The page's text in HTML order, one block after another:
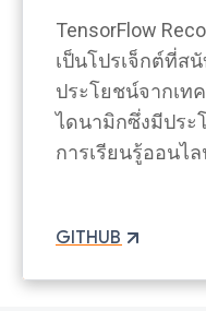
TensorFlow
เป็นโปรเจ็กต์ที่ส
ประโยชน์จากเท
ไดนามิกซึ่งมีประ
การเรียนรู้ออนไ
GITHUB